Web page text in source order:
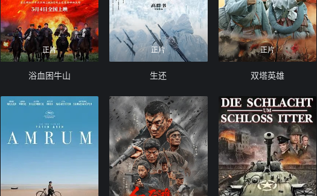
正片
浴血困牛山
正片
生还
正片
双塔英雄